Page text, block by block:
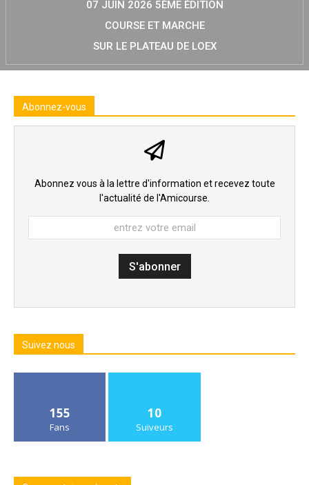
07 JUIN 2026 5ÈME ÉDITION
COURSE ET MARCHE
SUR LE PLATEAU DE LOEX
Abonnez-vous
Abonnez vous à la lettre d'information et recevez toute
l'actualité de l'Amicourse.
Suivez nous
155
Fans
10
Suiveurs